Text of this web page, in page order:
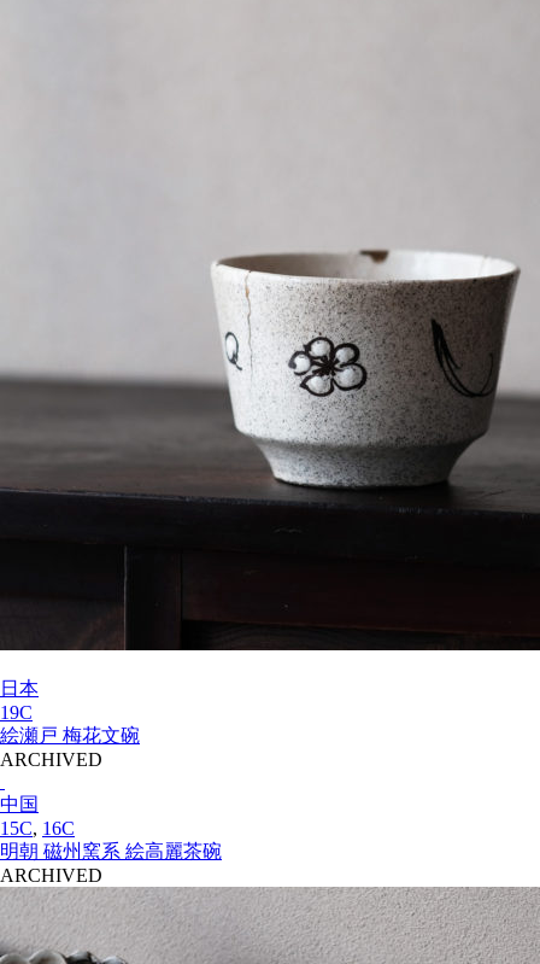
日本
19C
絵瀬戸 梅花文碗
ARCHIVED
中国
15C, 16C
明朝 磁州窯系 絵高麗茶碗
ARCHIVED